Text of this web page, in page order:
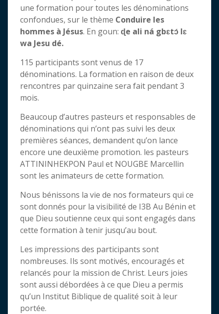
une formation pour toutes les dénominations
confondues, sur le thème Conduire les
hommes à Jésus. En goun: ɖe ali ná gbɛtɔ́ lɛ
wa Jesu dé.
115 participants sont venus de 17
dénominations. La formation en raison de deux
rencontres par quinzaine sera fait pendant 3
mois.
Beaucoup d’autres pasteurs et responsables de
dénominations qui n’ont pas suivi les deux
premières séances, demandent qu’on lance
encore une deuxième promotion. les pasteurs
ATTININHEKPON Paul et NOUGBE Marcellin
sont les animateurs de cette formation.
Nous bénissons la vie de nos formateurs qui ce
sont donnés pour la visibilité de I3B Au Bénin et
que Dieu soutienne ceux qui sont engagés dans
cette formation à tenir jusqu’au bout.
Les impressions des participants sont
nombreuses. Ils sont motivés, encouragés et
relancés pour la mission de Christ. Leurs joies
sont aussi débordées à ce que Dieu a permis
qu’un Institut Biblique de qualité soit à leur
portée.